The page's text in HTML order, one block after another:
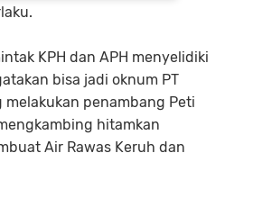
KPH dan APH menyelidiki
bisa jadi oknum PT
penambang Peti
hitamkan
Air Rawas Keruh dan